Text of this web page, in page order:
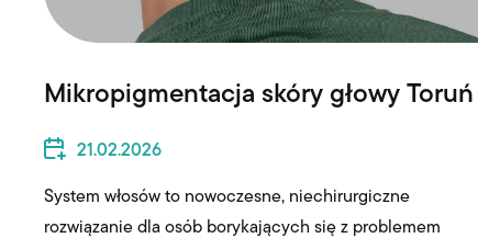
Mikropigmentacja skóry głowy Toruń
21.02.2026
System włosów to nowoczesne, niechirurgiczne
rozwiązanie dla osób borykających się z problemem